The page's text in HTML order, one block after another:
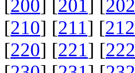
[200] [201] [202
[210] [211] [212
[220] [221] [222